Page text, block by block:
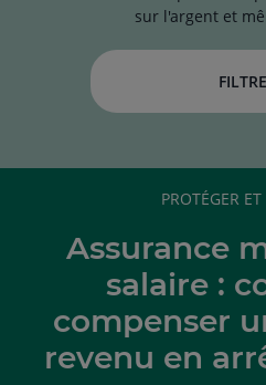
sur l'argent et
RUBRIQUE
PROTÉGER
Assurance
salaire :
compenser
revenu en